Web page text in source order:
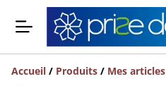
Accueil / Produits / Mes articles